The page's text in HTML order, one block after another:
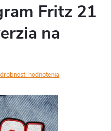
Fritz 21
na
hodnotenia